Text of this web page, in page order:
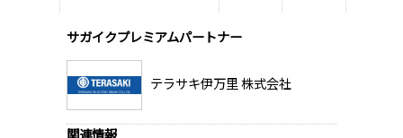
サガイクプレミアムパートナー
テラサキ伊万里 株式会社
関連情報